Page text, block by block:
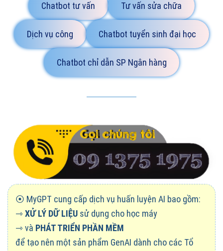
Chatbot tư vấn Tư vấn sửa chữa
Dịch vụ công Chatbot tuyển sinh đại học
Chatbot chỉ dẫn SP Ngân hàng
⦿ MyGPT cung cấp dịch vụ huấn luyện AI bao gồm:
⇾XỬ LÝ DỮ LIỆU sử dụng cho học máy
⇾ và PHÁT TRIỂN PHẦN MỀM
để tạo nên một sản phẩm GenAI dành cho các Tổ